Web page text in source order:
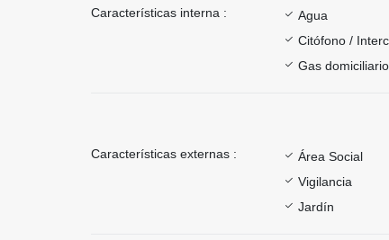
Características interna : Agua
Citófono /
Gas domiciliario
Características externas : Área Social
Vigilancia
Jardín